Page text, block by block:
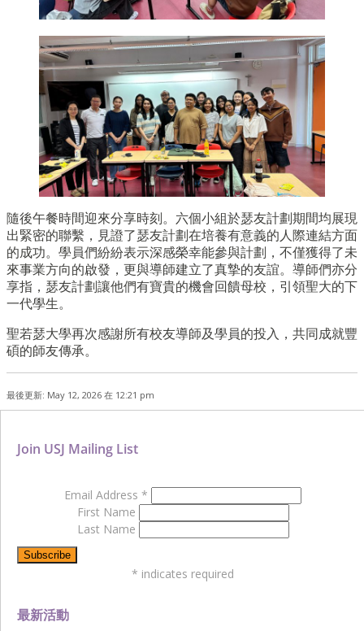
隨後午餐時間迎來分享時刻。六個小組於瑟友計劃期間均展現
出緊密的聯繫，見證了瑟友計劃在培養有意義的人際連結方面
的成功。學員們紛紛表示深感榮幸能參與計劃，不僅獲得了未
來事業方向的啟發，更與導師建立了真摯的友誼。導師們亦分
享指，瑟友計劃讓他們有寶貴的機會回饋母校，引領聖大的下
一代學生。
聖若瑟大學再次感謝所有校友導師及學員的投入，共同成就豐
碩的師友傳承。
最後更新: May 12, 2026 在 12:21 pm
最新活動
Join USJ Mailing List
Email Address *
First Name
Last Name
* indicates required